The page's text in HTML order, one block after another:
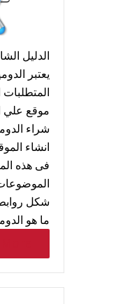
موقع علي
شراء
انشاء
فى هذه
شكل
ما هو